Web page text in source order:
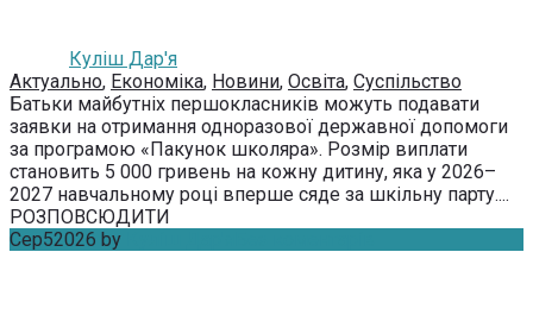
Куліш Дар'я
Актуально, Економіка, Новини, Освіта, Суспільство
Батьки майбутніх першокласників можуть подавати
заявки на отримання одноразової державної допомоги
за програмою «Пакунок школяра». Розмір виплати
становить 5 000 гривень на кожну дитину, яка у 2026–
2027 навчальному році вперше сяде за шкільну парту....
РОЗПОВСЮДИТИ
Сер52026 by